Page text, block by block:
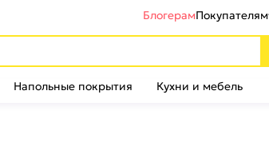
БлогерамПокупателям
Напольные покрытия Кухни и мебель